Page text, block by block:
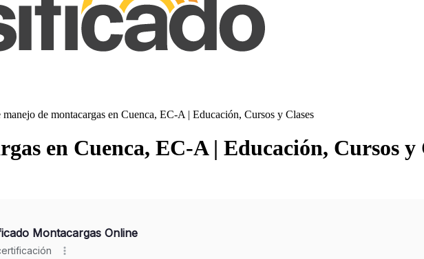
manejo de montacargas en Cuenca, EC-A | Educación, Cursos y Clases
en Cuenca, EC-A | Educación, Cursos y